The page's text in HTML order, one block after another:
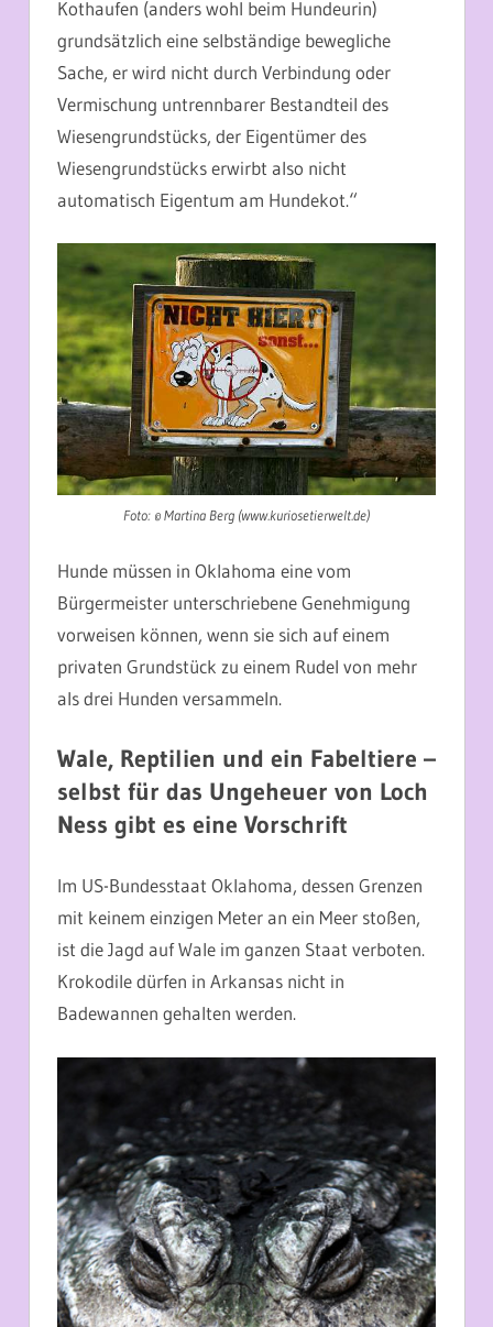
Kothaufen (anders wohl beim Hundeurin)
grundsätzlich eine selbständige bewegliche
Sache, er wird nicht durch Verbindung oder
Vermischung untrennbarer Bestandteil des
Wiesengrundstücks, der Eigentümer des
Wiesengrundstücks erwirbt also nicht
automatisch Eigentum am Hundekot.“
Foto: © Martina Berg (www.kuriosetierwelt.de)
Hunde müssen in Oklahoma eine vom
Bürgermeister unterschriebene Genehmigung
vorweisen können, wenn sie sich auf einem
privaten Grundstück zu einem Rudel von mehr
als drei Hunden versammeln.
Wale, Reptilien und ein Fabeltiere –
selbst für das Ungeheuer von Loch
Ness gibt es eine Vorschrift
Im US-Bundesstaat Oklahoma, dessen Grenzen
mit keinem einzigen Meter an ein Meer stoßen,
ist die Jagd auf Wale im ganzen Staat verboten.
Krokodile dürfen in Arkansas nicht in
Badewannen gehalten werden.